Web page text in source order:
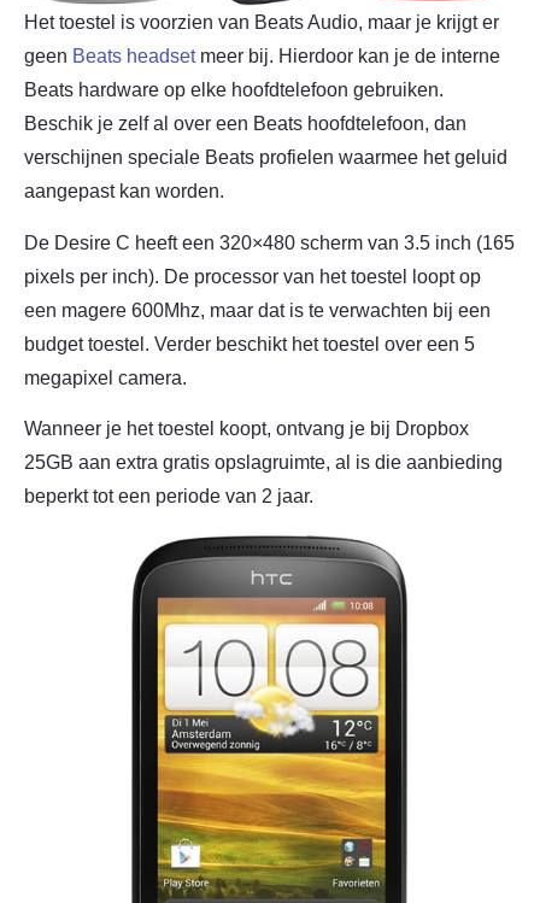
Het toestel is voorzien van Beats Audio, maar je krijgt er
geen Beats headsetmeer bij. Hierdoor kan je de interne
Beats hardware op elke hoofdtelefoon gebruiken.
Beschik je zelf al over een Beats hoofdtelefoon, dan
verschijnen speciale Beats profielen waarmee het geluid
aangepast kan worden.
De Desire C heeft een 320×480 scherm van 3.5 inch (165
pixels per inch). De processor van het toestel loopt op
een magere 600Mhz, maar dat is te verwachten bij een
budget toestel. Verder beschikt het toestel over een 5
megapixel camera.
Wanneer je het toestel koopt, ontvang je bij Dropbox
25GB aan extra gratis opslagruimte, al is die aanbieding
beperkt tot een periode van 2 jaar.